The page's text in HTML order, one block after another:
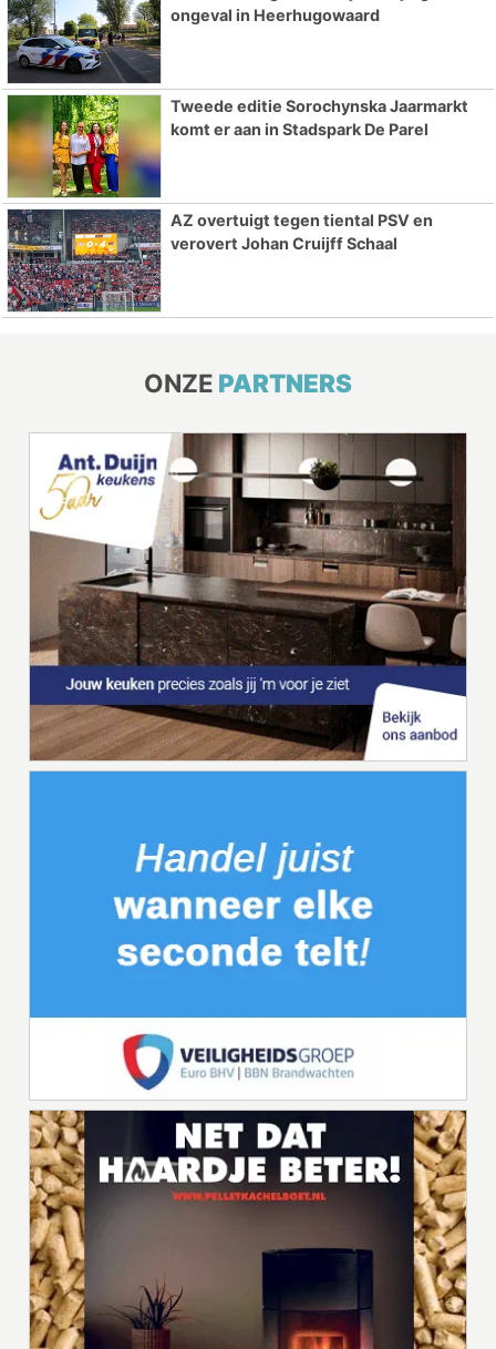
ongeval in Heerhugowaard
Tweede editie Sorochynska Jaarmarkt
komt er aan in Stadspark De Parel
AZ overtuigt tegen tiental PSV en
verovert Johan Cruijff Schaal
ONZE PARTNERS